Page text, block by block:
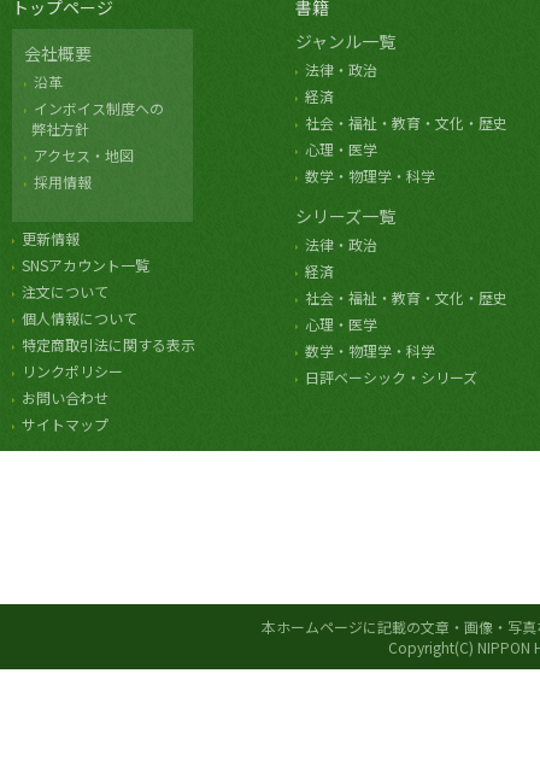
トップページ
会社概要
沿革
インボイス制度への
弊社方針
アクセス・地図
採用情報
更新情報
SNSアカウント一覧
注文について
個人情報について
特定商取引法に関する表示
リンクポリシー
お問い合わせ
サイトマップ
書籍
ジャンル一覧
法律・政治
経済
社会・福祉・教育・文化・歴史
心理・医学
数学・物理学・科学
シリーズ一覧
法律・政治
経済
社会・福祉・教育・文化・歴史
心理・医学
数学・物理学・科学
日評ベーシック・シリーズ
本ホームページに記載の文章・画像・写
Copyright(C) NIPPON